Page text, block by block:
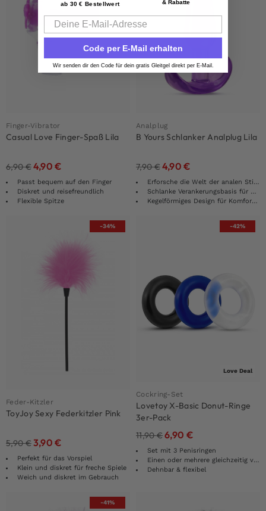
Finger-Vibrator
Casual Love Finger-Spaß Lila
6,90€4,90€
Passt bequem auf den Finger
Diskret und reisefreundlich
Flexible Spitze
Analplug
B Yours Schlanker Analplug Lila
7,90€4,90€
Erforsche die Welt der analen Stimulation
Schlanke Verankerungsbasis für mehr Komfort
Kegelförmiges Design für Komfort und Stabilität
-34%
Feder-Kitzler
ToyJoy Sexy Federkitzler Pink
5,90€3,90€
Perfekt für das Vorspiel
Klein und diskret für freche Spiele
Weich und diskret im Gebrauch
-42%
Love Deal
Cockring-Set
Lovetoy X-Basic Donut-Ringe
3er-Pack
11,90€6,90 €
Set mit 3 Penisringen
Einen oder mehrere gleichzeitig verwenden
Dehnbar & flexibel
-41%
ab 30 € Bestellwert
& Rabatte
Email
Code per E-Mail erhalten
Wir senden dir den Code für dein gratis Gleitgel direkt per E-Mail.